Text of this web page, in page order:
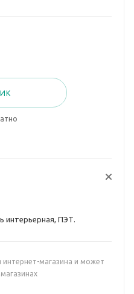
интерьерная, ПЭТ.
интернет-магазина и может